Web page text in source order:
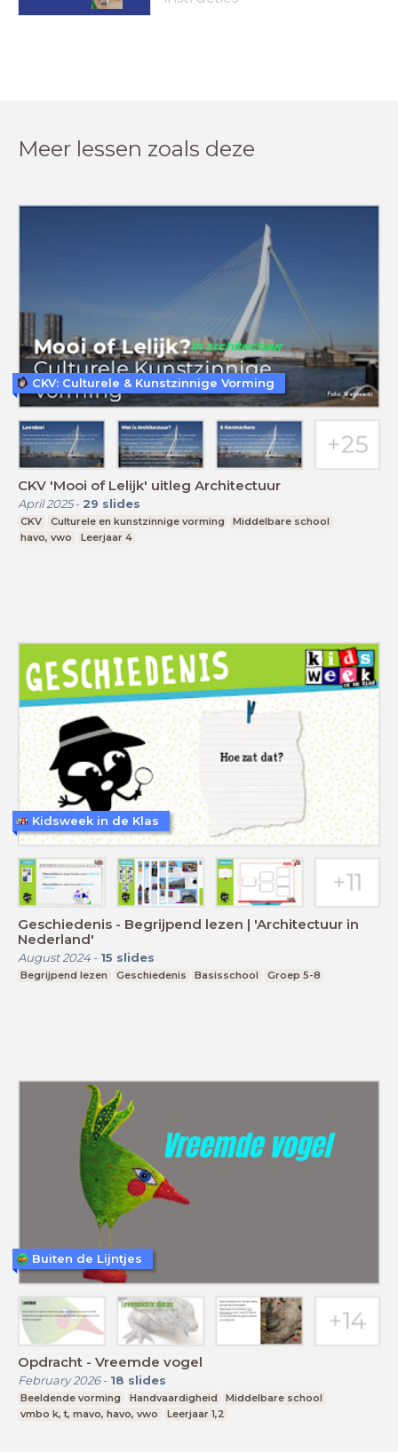
Meer lessen zoals deze
CKV 'Mooi of Lelijk' uitleg Architectuur
April 2025- 29 slides
CKV Culturele en kunstzinnige vorming
Middelbare school
havo, vwo
Leerjaar 4
CKV: Culturele & Kunstzinnige Vorming
Geschiedenis - Begrijpend lezen | 'Architectuur in
Nederland'
August 2024- 15 slides
Begrijpend lezen Geschiedenis Basisschool Groep 5-8
Kidsweek in de Klas
Opdracht - Vreemde vogel
February 2026- 18 slides
Beeldende vorming Handvaardigheid
Middelbare school
vmbo k, t, mavo, havo, vwo
Leerjaar 1,2
Buiten de Lijntjes